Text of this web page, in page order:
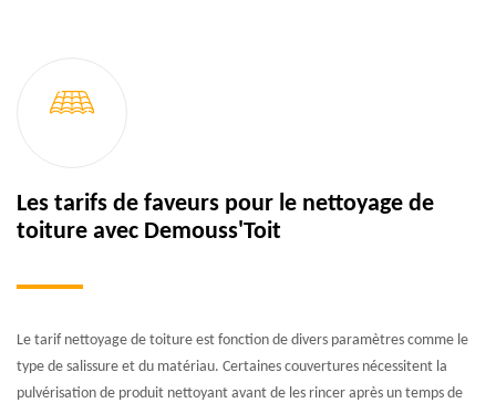
Les tarifs de faveurs pour le nettoyage de
toiture avec Demouss'Toit
Le tarif nettoyage de toiture est fonction de divers paramètres comme le
type de salissure et du matériau. Certaines couvertures nécessitent la
pulvérisation de produit nettoyant avant de les rincer après un temps de